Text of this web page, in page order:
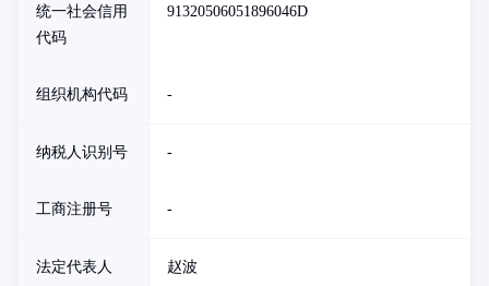
统一社会信用
代码
91320506051896046D
组织机构代码 -
纳税人识别号 -
工商注册号 -
法定代表人 赵波